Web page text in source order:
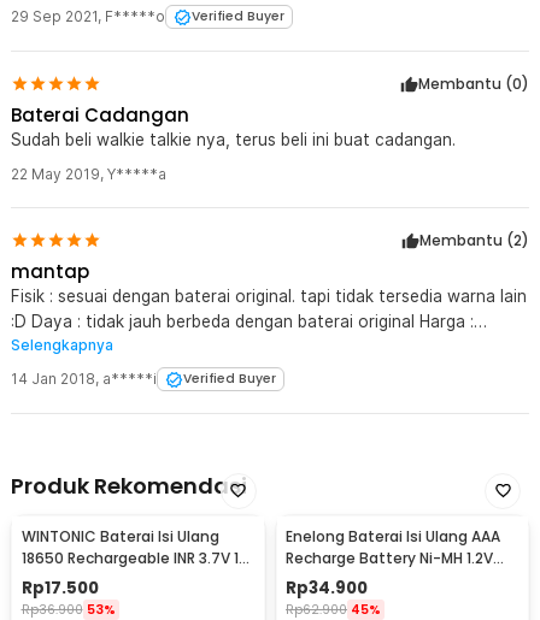
29 Sep 2021, F*****o Verified Buyer
Membantu (0)
Baterai Cadangan
Sudah beli walkie talkie nya, terus beli ini buat cadangan.
22 May 2019, Y*****a
Membantu (2)
mantap
Fisik : sesuai dengan baterai original. tapi tidak tersedia warna lain
:D Daya : tidak jauh berbeda dengan baterai original Harga :
hampir 1/2 dari harga baterai pada umum nya
Selengkapnya
14 Jan 2018, a*****i Verified Buyer
Produk Rekomendasi
WINTONIC Baterai Isi Ulang
18650 Rechargeable INR 3.7V 1
PCS 2200mAh
Rp17.500
Rp36.900 53%
Enelong Baterai Isi Ulang AAA
Recharge Battery Ni-MH 1.2V
900mAh 4 PCS - HR4
Rp34.900
Rp62.900 45%